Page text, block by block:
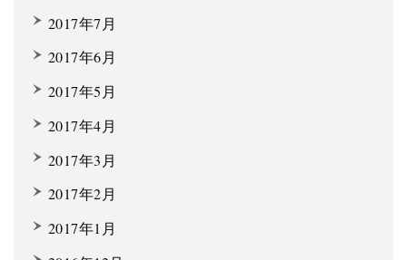
2017年7月
2017年6月
2017年5月
2017年4月
2017年3月
2017年2月
2017年1月